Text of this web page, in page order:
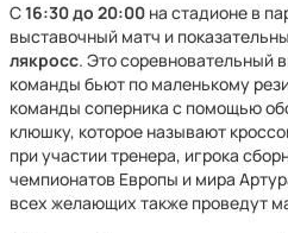
С16:30 до 20:00 на стадионе в
выставочный матч и
лякросс. Это соревновательный
команды бьют по маленькому
команды соперника с помощью
клюшку, которое называют
при участии тренера, игрока
чемпионатов Европы и мира
всех желающих также проведут